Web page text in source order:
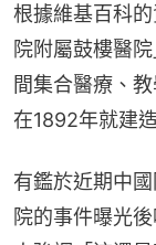
根據維基百科
院附屬鼓樓醫
間集合醫療、
在1892年就建
有鑑於近期中
院的事件曝光